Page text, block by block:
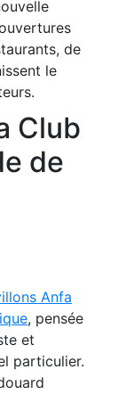
de
le
Club
de
Anfa
, pensée
et
particulier.